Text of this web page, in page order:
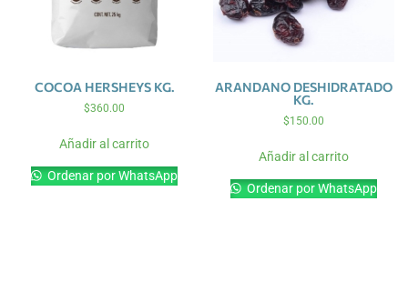
COCOA HERSHEYS KG.
$360.00
Añadir al carrito
Ordenar por WhatsApp
ARANDANO DESHIDRATADO
KG.
$150.00
Añadir al carrito
Ordenar por WhatsApp